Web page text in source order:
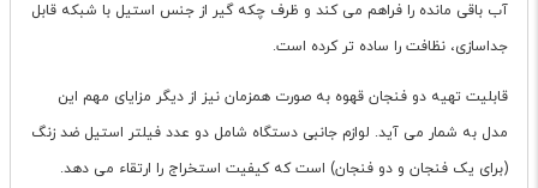
آب باقی مانده را فراهم می کند و ظرف چکه گیر از جنس استیل با شبکه قابل
جداسازی، نظافت را ساده تر کرده است.
قابلیت تهیه دو فنجان قهوه به صورت همزمان نیز از دیگر مزایای مهم این
مدل به شمار می آید. لوازم جانبی دستگاه شامل دو عدد فیلتر استیل ضد زنگ
(برای یک فنجان و دو فنجان) است که کیفیت استخراج را ارتقاء می دهد.